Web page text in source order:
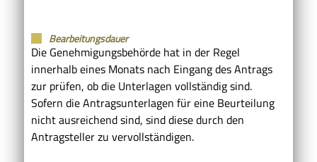
Bearbeitungsdauer
Die Genehmigungsbehörde hat in der Regel
innerhalb eines Monats nach Eingang des Antrags
zur prüfen, ob die Unterlagen vollständig sind.
Sofern die Antragsunterlagen für eine Beurteilung
nicht ausreichend sind, sind diese durch den
Antragsteller zu vervollständigen.